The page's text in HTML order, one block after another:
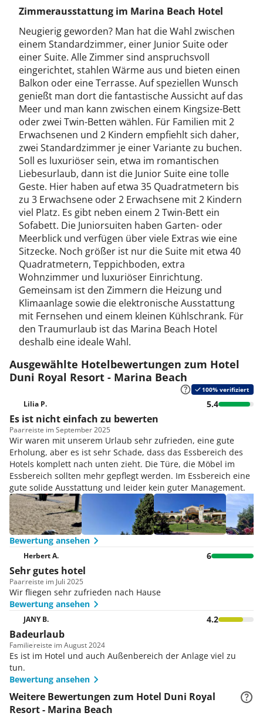
Zimmerausstattung im Marina Beach Hotel
Neugierig geworden? Man hat die Wahl zwischen
einem Standardzimmer, einer Junior Suite oder
einer Suite. Alle Zimmer sind anspruchsvoll
eingerichtet, stahlen Wärme aus und bieten einen
Balkon oder eine Terrasse. Auf speziellen Wunsch
genießt man dort die fantastische Aussicht auf das
Meer und man kann zwischen einem Kingsize-Bett
oder zwei Twin-Betten wählen. Für Familien mit 2
Erwachsenen und 2 Kindern empfiehlt sich daher,
zwei Standardzimmer je einer Variante zu buchen.
Soll es luxuriöser sein, etwa im romantischen
Liebesurlaub, dann ist die Junior Suite eine tolle
Geste. Hier haben auf etwa 35 Quadratmetern bis
zu 3 Erwachsene oder 2 Erwachsene mit 2 Kindern
viel Platz. Es gibt neben einem 2 Twin-Bett ein
Sofabett. Die Juniorsuiten haben Garten- oder
Meerblick und verfügen über viele Extras wie eine
Sitzecke. Noch größer ist nur die Suite mit etwa 40
Quadratmetern, Teppichboden, extra
Wohnzimmer und luxuriöser Einrichtung.
Gemeinsam ist den Zimmern die Heizung und
Klimaanlage sowie die elektronische Ausstattung
mit Fernsehen und einem kleinen Kühlschrank. Für
den Traumurlaub ist das Marina Beach Hotel
deshalb eine ideale Wahl.
Ausgewählte Hotelbewertungen zum Hotel
Duni Royal Resort - Marina Beach
100% verifiziert
Lilia P. 5.4
Es ist nicht einfach zu bewerten
Paarreiste im September 2025
Wir waren mit unserem Urlaub sehr zufrieden, eine gute
Erholung, aber es ist sehr Schade, dass das Essbereich des
Hotels komplett nach unten zieht. Die Türe, die Möbel im
Essbereich sollten mehr gepflegt werden. Im Essbereich eine
gute solide Ausstattung und leider kein guter Management.
Bewertung ansehen
Herbert A. 6
Sehr gutes hotel
Paarreiste im Juli 2025
Wir fliegen sehr zufrieden nach Hause
Bewertung ansehen
JANY B. 4.2
Badeurlaub
Familiereiste im August 2024
Es ist im Hotel und auch Außenbereich der Anlage viel zu
tun.
Bewertung ansehen
Weitere Bewertungen zum Hotel Duni Royal
Resort - Marina Beach